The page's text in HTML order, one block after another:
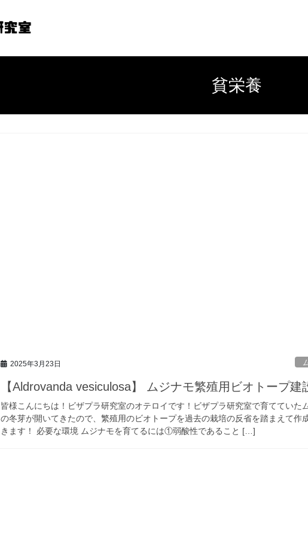
貧栄養
2025年3月23日
【Aldrovanda vesiculosa】 ムジナモ繁殖用ビオトープ建
皆様こんにちは！ビザプラ研究室のオテロイです！ビザプラ研究室で育てていた
の冬芽が開いてきたので、繁殖用のビオトープを過去の栽培の反省を踏まえて作
きます！ 必要な環境 ムジナモを育てるには①弱酸性であること […]